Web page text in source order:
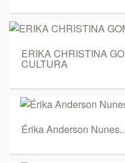
ERIKA CHRISTINA
CULTURA
Érika Anderson